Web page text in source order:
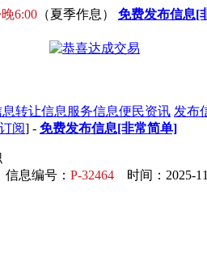
6:00 （夏季作息） 免费发布信息[
转让信息 服务信息便民资讯 发布
阅] - 免费发布信息[非常简单]
信息编号： P-32464 时间：2025-